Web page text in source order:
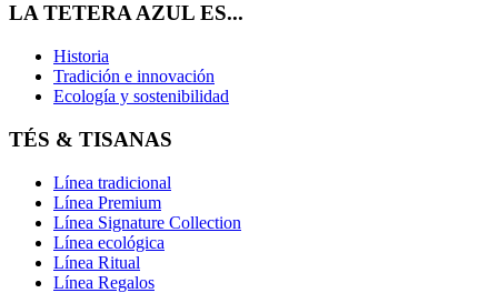
LA TETERA AZUL ES...
Historia
Tradición e innovación
Ecología y sostenibilidad
TÉS & TISANAS
Línea tradicional
Línea Premium
Línea Signature Collection
Línea ecológica
Línea Ritual
Línea Regalos